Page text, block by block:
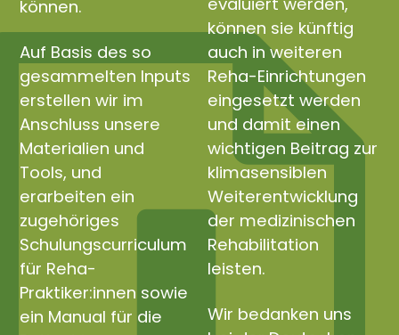
können.
Auf Basis des so
gesammelten Inputs
erstellen wir im
Anschluss unsere
Materialien und
Tools, und
erarbeiten ein
zugehöriges
Schulungscurriculum
für Reha-
Praktiker:innen sowie
ein Manual für die
können sie künftig
auch in weiteren
Reha-Einrichtungen
eingesetzt werden
und damit einen
wichtigen Beitrag zur
klimasensiblen
Weiterentwicklung
der medizinischen
Rehabilitation
leisten.
Wir bedanken uns